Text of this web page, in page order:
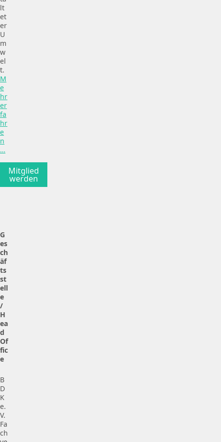
lt
et
er
U
m
w
el
t.
M
e
hr
er
fa
hr
e
n
…
Mitglied
werden
G
es
ch
äf
ts
st
ell
e
/
H
ea
d
Of
fic
e
B
D
K
e.
V.
Fa
ch